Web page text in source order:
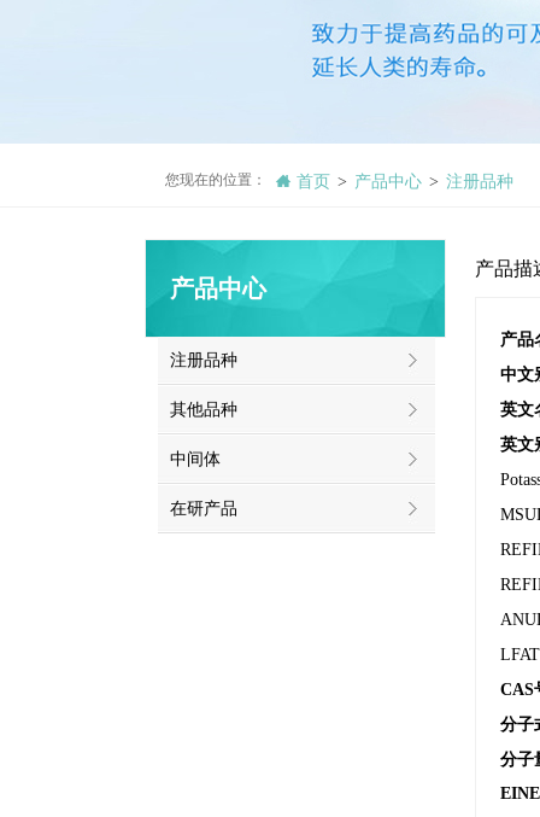
您现在的位置： 首页 > 产品中心 > 注册品种
产品描
产品
中文
英文
英文
CAS
分子
分子
产品中心
注册品种
其他品种
中间体
在研产品